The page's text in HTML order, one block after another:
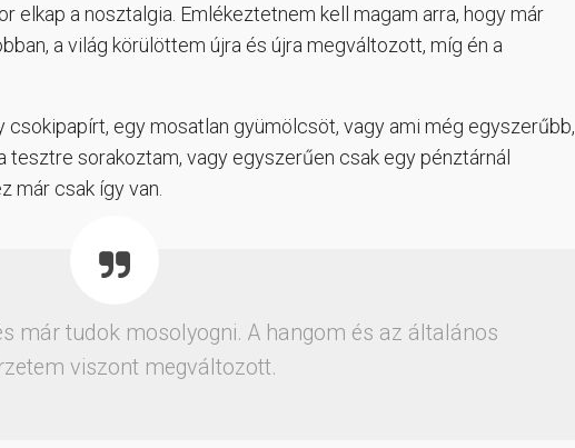
elkap a nosztalgia. Emlékeztetnem kell magam arra, hogy már
a világ körülöttem újra és újra megváltozott, míg én a
egy mosatlan gyümölcsöt, vagy ami még egyszerűbb,
sorakoztam, vagy egyszerűen csak egy pénztárnál
már csak így van.
már tudok mosolyogni. A hangom és az általános
viszont megváltozott.